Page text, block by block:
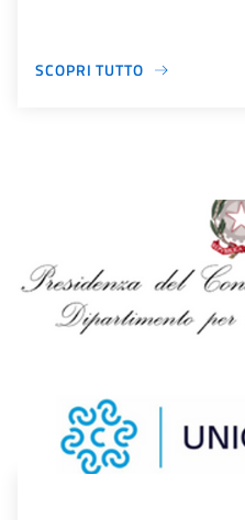
SCOPRI TUTTO